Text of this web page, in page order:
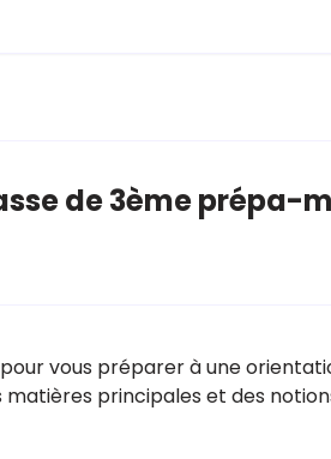
de 3ème prépa-
vous préparer à une
matières principales et des